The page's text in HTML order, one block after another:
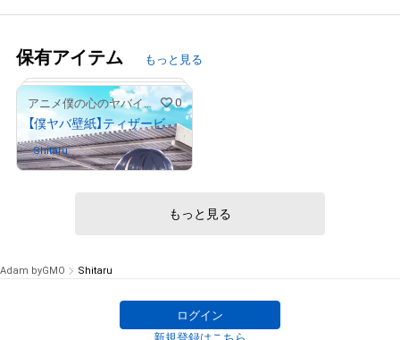
保有アイテム もっと見る
アニメ僕の心のヤバイやつ 0
【僕ヤバ壁紙】ティザービジュアル01
Shitaruさんが保有中
もっと見る
Adam byGMO Shitaru
ログイン